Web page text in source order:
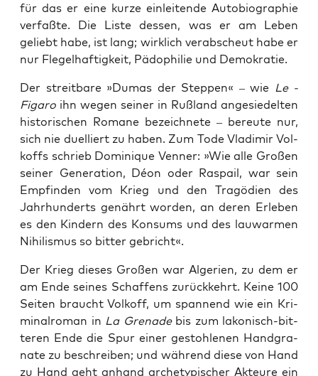
für das er eine kur­ze ein­lei­ten­de Auto­bio­gra­phie
ver­faß­te. Die Lis­te des­sen, was er am Leben
geliebt habe, ist lang; wirk­lich ver­ab­scheut habe er
nur Fle­gel­haf­tig­keit, Pädo­phi­lie und Demokratie.
Der streit­ba­re »Dumas der Step­pen« – wie Le ­
Figa­ro ihn wegen sei­ner in Ruß­land ange­sie­del­ten
his­to­ri­schen Roma­ne bezeich­ne­te – bereu­te nur,
sich nie duel­liert zu haben. Zum Tode Vla­di­mir Vol­
koffs schrieb Domi­ni­que Ven­ner: »Wie alle Gro­ßen
sei­ner Gene­ra­ti­on, Déon oder ­Ras­pail, war sein
Emp­fin­den vom Krieg und den Tra­gö­di­en des
Jahr­hun­derts genährt wor­den, an deren Erle­ben
es den Kin­dern des Kon­sums und des lau­war­men
Nihi­lis­mus so bit­ter gebricht«.
Der Krieg die­ses Gro­ßen war Alge­ri­en, zu dem er
am Ende sei­nes Schaf­fens zurück­kehrt. Kei­ne 100
Sei­ten braucht Vol­koff, um span­nend wie ein Kri­
mi­nal­ro­man in La Gre­na­debis zum lako­nisch-bit­
te­ren Ende die Spur einer gestoh­le­nen Hand­gra­
na­te zu beschrei­ben; und wäh­rend die­se von Hand
zu Hand geht anhand arche­ty­pi­scher Akteu­re ein